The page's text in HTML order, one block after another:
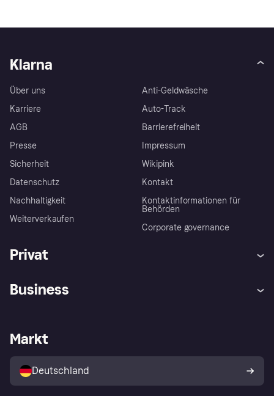
Klarna
Über uns
Karriere
AGB
Presse
Sicherheit
Datenschutz
Nachhaltigkeit
Weiterverkaufen
Anti-Geldwäsche
Auto-Track
Barrierefreiheit
Impressum
Wikipink
Kontakt
Kontaktinformationen für
Behörden
Corporate governance
Privat
Klarna App
Shops entdecken
Käuferschutzrichtlinie
Dein Widerrufsrecht
Business
Händlerportal
Markt
Deutschland